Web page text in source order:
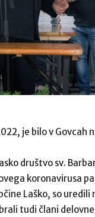
je bilo v Govcah
društvo sv.
koronavirusa
Laško, so uredili
tudi člani